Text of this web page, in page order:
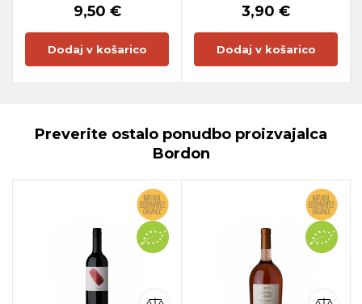
9,50 €
Dodaj v košarico
3,90 €
Dodaj v košarico
Preverite ostalo ponudbo proizvajalca
Bordon